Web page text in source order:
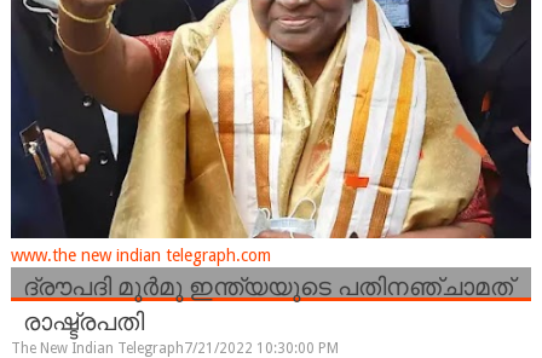
www.the new indian telegraph.com
ദ്രൗപദി മുർമു ഇന്ത്യയുടെ പതിനഞ്ചാമത്
രാഷ്ട്രപതി
The New Indian Telegraph7/21/2022 10:30:00 PM